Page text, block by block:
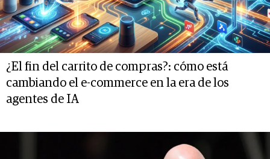
¿El fin del carrito de compras?: cómo está
cambiando el e-commerce en la era de los
agentes de IA